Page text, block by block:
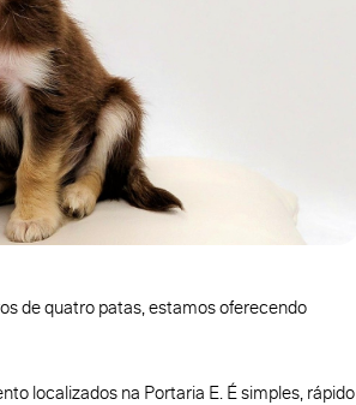
de quatro patas, estamos oferecendo
localizados na Portaria E. É simples, rápido